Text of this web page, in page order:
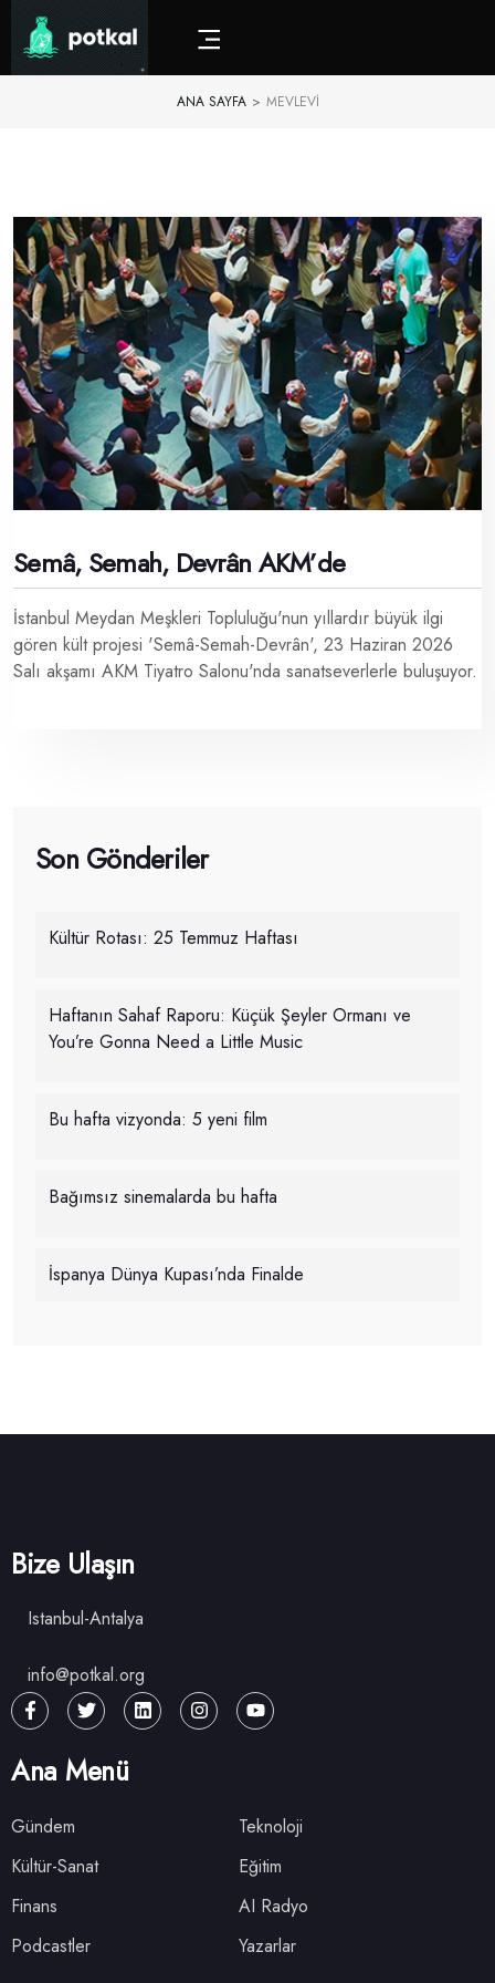
ANA SAYFA > MEVLEVI
Semâ, Semah, Devrân AKM’de
İstanbul Meydan Meşkleri Topluluğu'nun yıllardır büyük ilgi
gören kült projesi 'Semâ-Semah-Devrân', 23 Haziran 2026
Salı akşamı AKM Tiyatro Salonu'nda sanatseverlerle buluşuyor.
Son Gönderiler
Kültür Rotası: 25 Temmuz Haftası
Haftanın Sahaf Raporu: Küçük Şeyler Ormanı ve
You’re Gonna Need a Little Music
Bu hafta vizyonda: 5 yeni film
Bağımsız sinemalarda bu hafta
İspanya Dünya Kupası’nda Finalde
Bize Ulaşın
Istanbul-Antalya
info@potkal.org
Ana Menü
Gündem
Teknoloji
Kültür-Sanat
Eğitim
Finans
AI Radyo
Podcastler
Yazarlar